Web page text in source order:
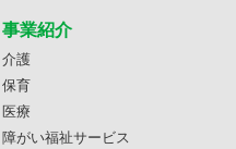
事業紹介
介護
保育
医療
障がい福祉サービス